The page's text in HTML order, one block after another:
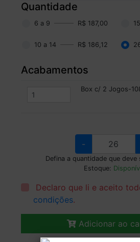
Quantidade
6 a 9 R$ 187,00
10 a 14 R$ 186,12
Acabamentos
Box c/ 2 Jogos-
-
Defina a quantidade que
Estoque:
Declaro que li e aceito
condições.
Adicionar ao